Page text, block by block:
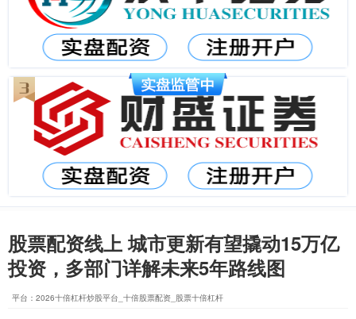
股票配资线上 城市更新有望撬动15万亿
投资，多部门详解未来5年路线图
平台：2026十倍杠杆炒股平台_十倍股票配资_股票十倍杠杆